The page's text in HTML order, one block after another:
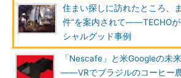
住まい探しに訪れたところ、
件”を案内されて――TECHO
シャルグッド事例
「Nescafe」と米Googleの未
――VRでブラジルのコーヒー